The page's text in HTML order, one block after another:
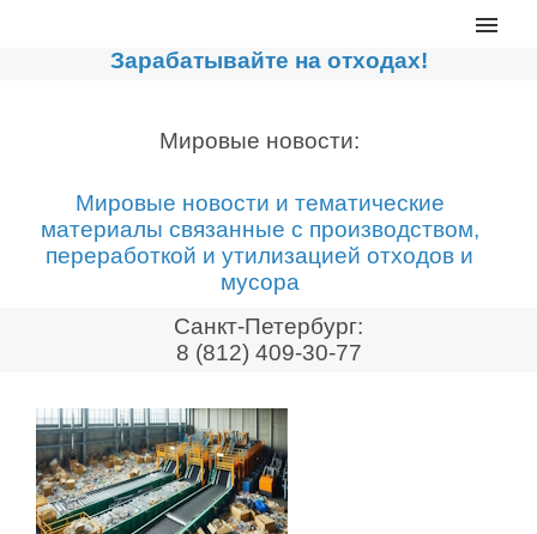
Главная
Сортировочные линии
Дробильное оборудование
Компакторы, контейнеры
Реализованные проекты
Видео
Новости компании
Мировые новости
О нас
Зарабатывайте на отходах!
Мировые новости:
Мировые новости и тематические
материалы связанные с производством,
переработкой и утилизацией отходов и
мусора
Санкт-Петербург:
8 (812) 409-30-77